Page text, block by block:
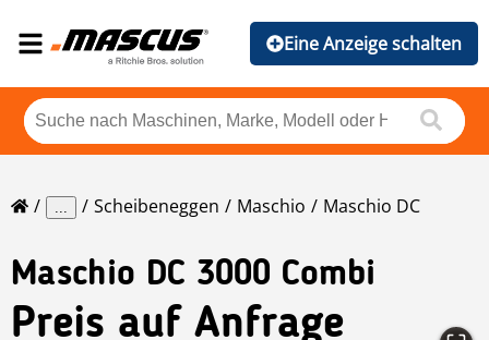
Eine Anzeige schalten
... Scheibeneggen Maschio Maschio DC
Maschio DC 3000 Combi
Preis auf Anfrage